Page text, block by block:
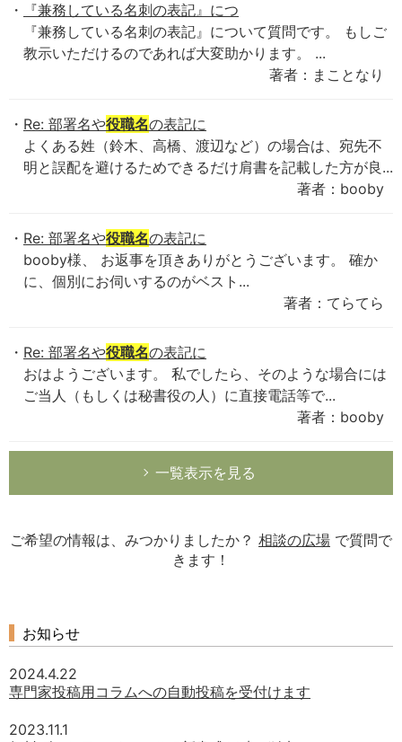
『兼務している名刺の表記』につ
『兼務している名刺の表記』について質問です。 もしご
教示いただけるのであれば大変助かります。 ...
著者：まことなり
Re: 部署名や役職名の表記に
よくある姓（鈴木、高橋、渡辺など）の場合は、宛先不
明と誤配を避けるためできるだけ肩書を記載した方が良...
著者：booby
Re: 部署名や役職名の表記に
booby様、 お返事を頂きありがとうございます。 確か
に、個別にお伺いするのがベスト...
著者：てらてら
Re: 部署名や役職名の表記に
おはようございます。 私でしたら、そのような場合には
ご当人（もしくは秘書役の人）に直接電話等で...
著者：booby
一覧表示を見る
ご希望の情報は、みつかりましたか？ 相談の広場 で質問で
きます！
お知らせ
2024.4.22
専門家投稿用コラムへの自動投稿を受付けます
2023.11.1